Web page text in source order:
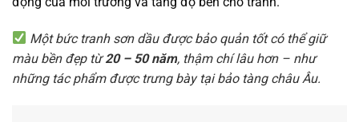
Một bức tranh sơn dầu được bảo quản tốt có thể giữ
màu bền đẹp từ20 – 50 năm, thậm chí lâu hơn – như
những tác phẩm được trưng bày tại bảo tàng châu Âu.